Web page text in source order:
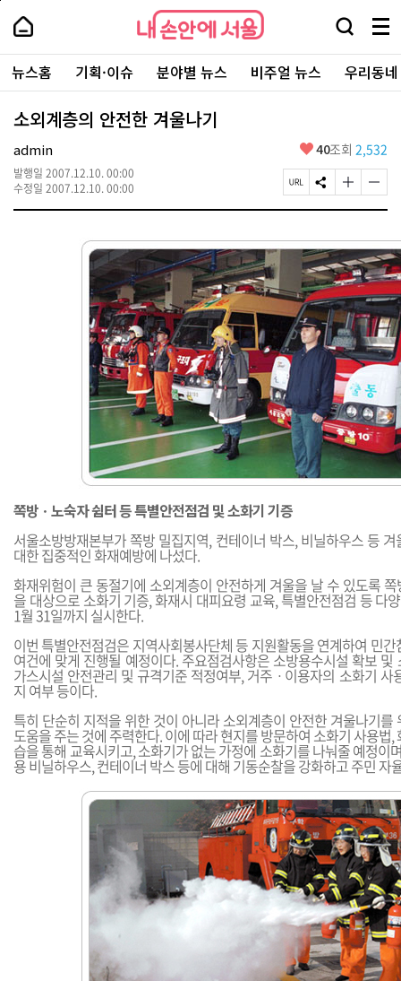
본
로
가
내
손
안
에
서
울
-
서
울
시
대
표
소
내
손
에
울
검
창
열
기
메
뉴
전
체
보
주
요
서
뉴스홈 기획·이슈 분야별 뉴스 비주얼 뉴스 우리동
소외계층의 안전한 겨울나기
admin
발행일 2007.12.10. 00:00
수정일 2007.12.10. 00:00
좋
요
40조회 2,532
페
이
R
L
복
사
S
N
유
하
기
글
자
크
게
변
경
하
기
글
자
작
게
변
경
하
기
쪽방ㆍ노숙자 쉼터 등 특별안전점검 및 소화기 기증
서울소방방재본부가 쪽방 밀집지역, 컨테이너 박스, 비닐하우스 등
대한 집중적인 화재예방에 나섰다.
화재위험이 큰 동절기에 소외계층이 안전하게 겨울을 날 수 있도록
을 대상으로 소화기 기증, 화재시 대피요령 교육, 특별안전점검 등 다
1월 31일까지 실시한다.
이번 특별안전점검은 지역사회봉사단체 등 지원활동을 연계하여 민
여건에 맞게 진행될 예정이다. 주요점검사항은 소방용수시설 확보 및
가스시설 안전관리 및 규격기준 적정여부, 거주ㆍ이용자의 소화기 사
지 여부 등이다.
특히 단순히 지적을 위한 것이 아니라 소외계층이 안전한 겨울나기를
도움을 주는 것에 주력한다. 이에 따라 현지를 방문하여 소화기 사용법,
습을 통해 교육시키고, 소화기가 없는 가정에 소화기를 나눠줄 예정이
용 비닐하우스, 컨테이너 박스 등에 대해 기동순찰을 강화하고 주민 자
페
상
단
로